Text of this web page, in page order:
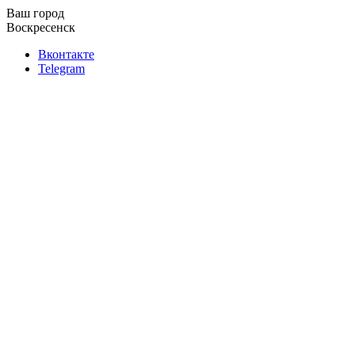
Ваш город
Воскресенск
Вконтакте
Telegram